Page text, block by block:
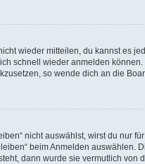
wieder mitteilen, du kannst es
schnell wieder anmelden können.
so wende dich an die
nicht auswählst, wirst du
beim Anmelden
dann wurde sie vermutlich von